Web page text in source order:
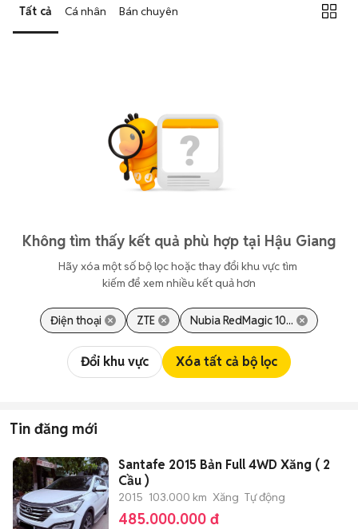
Tất cả Cá nhân Bán chuyên
Không tìm thấy kết quả phù hợp tại Hậu Giang
Hãy xóa một số bộ lọc hoặc thay đổi khu vực tìm
kiếm để xem nhiều kết quả hơn
Điện thoại ZTE Nubia RedMagic 10...
Đổi khu vực Xóa tất cả bộ lọc
Tin đăng mới
Santafe 2015 Bản Full 4WD Xăng ( 2
Cầu )
2015 103.000 km Xăng Tự động
485.000.000 đ